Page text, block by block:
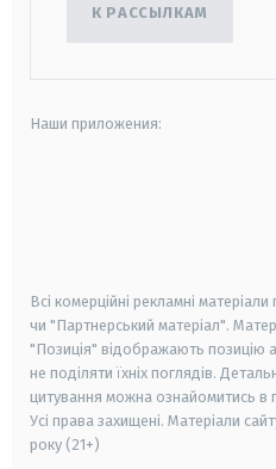
К РАССЫЛКАМ
Наши приложения:
Всі комерційні рекламні
чи "Партнерський матеріал".
"Позиція" відображають позицію
не поділяти їхніх поглядів.
цитування можна ознайомитись в
Усі права захищені. Матеріали
року (21+)